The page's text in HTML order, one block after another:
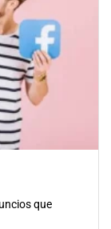
que